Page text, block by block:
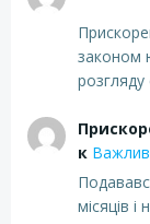
законом
к
місяців